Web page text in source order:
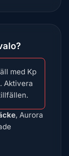
med Kp
Aktivera
, Aurora